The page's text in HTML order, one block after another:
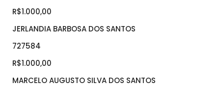
R$1.000,00
JERLANDIA BARBOSA DOS SANTOS
727584
R$1.000,00
MARCELO AUGUSTO SILVA DOS SANTOS